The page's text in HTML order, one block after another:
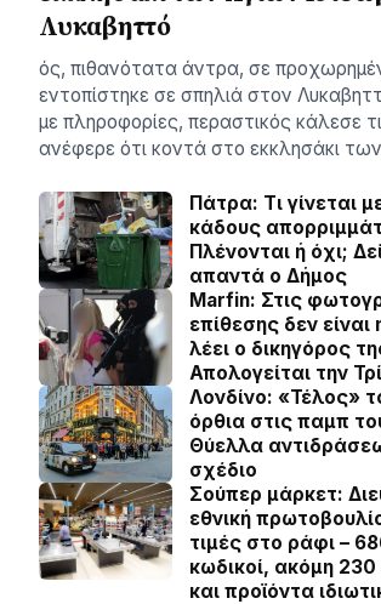
Λυκαβηττό
ός, πιθανότατα άντρα, σε
εντοπίστηκε σε σπηλιά στον
με πληροφορίες, περαστικός κάλεσε
ανέφερε ότι κοντά στο εκκλησάκι
Πάτρα: Τι γίνεται
κάδους
Πλένονται ή όχι;
απαντά ο Δήμος
Marfin: Στις
επίθεσης δεν
λέει ο δικηγόρος
Απολογείται την
Λονδίνο: «Τέλος»
όρθια στις παμπ
Θύελλα
σχέδιο
Σούπερ μάρκετ:
εθνική
τιμές στο ράφι –
κωδικοί, ακόμη
και προϊόντα